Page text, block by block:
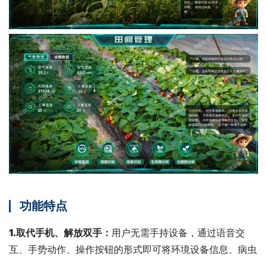
功能特点
1.取代手机、解放双手： 用户无需手持设备，通过语音交
互、手势动作、操作按钮的形式即可将环境设备信息、病虫